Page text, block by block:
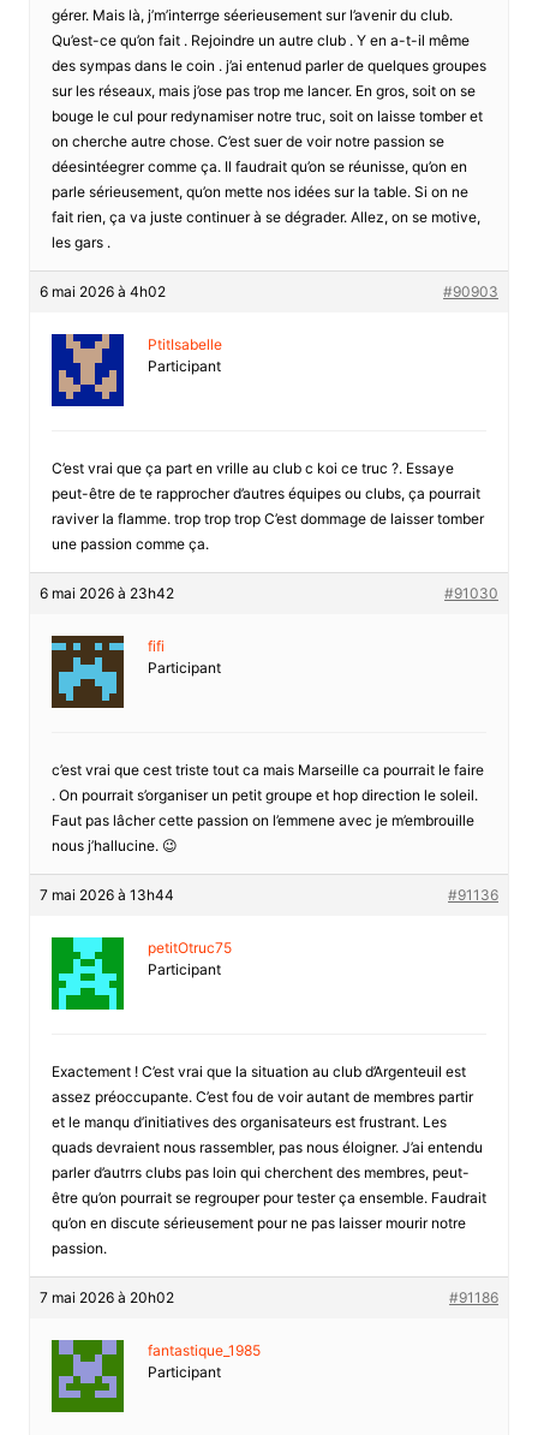
gérer. Mais là, j’m’interrge séerieusement sur l’avenir du club.
Qu’est-ce qu’on fait . Rejoindre un autre club . Y en a-t-il même
des sympas dans le coin . j’ai entenud parler de quelques groupes
sur les réseaux, mais j’ose pas trop me lancer. En gros, soit on se
bouge le cul pour redynamiser notre truc, soit on laisse tomber et
on cherche autre chose. C’est suer de voir notre passion se
déesintéegrer comme ça. Il faudrait qu’on se réunisse, qu’on en
parle sérieusement, qu’on mette nos idées sur la table. Si on ne
fait rien, ça va juste continuer à se dégrader. Allez, on se motive,
les gars .
6 mai 2026 à 4h02 #90903
PtitIsabelle
Participant
C’est vrai que ça part en vrille au club c koi ce truc ?. Essaye
peut-être de te rapprocher d’autres équipes ou clubs, ça pourrait
raviver la flamme. trop trop trop C’est dommage de laisser tomber
une passion comme ça.
6 mai 2026 à 23h42 #91030
fifi
Participant
c’est vrai que cest triste tout ca mais Marseille ca pourrait le faire
. On pourrait s’organiser un petit groupe et hop direction le soleil.
Faut pas lâcher cette passion on l’emmene avec je m’embrouille
nous j’hallucine. 😉
7 mai 2026 à 13h44 #91136
petitOtruc75
Participant
Exactement ! C’est vrai que la situation au club d’Argenteuil est
assez préoccupante. C’est fou de voir autant de membres partir
et le manqu d’initiatives des organisateurs est frustrant. Les
quads devraient nous rassembler, pas nous éloigner. J’ai entendu
parler d’autrrs clubs pas loin qui cherchent des membres, peut-
être qu’on pourrait se regrouper pour tester ça ensemble. Faudrait
qu’on en discute sérieusement pour ne pas laisser mourir notre
passion.
7 mai 2026 à 20h02 #91186
fantastique_1985
Participant